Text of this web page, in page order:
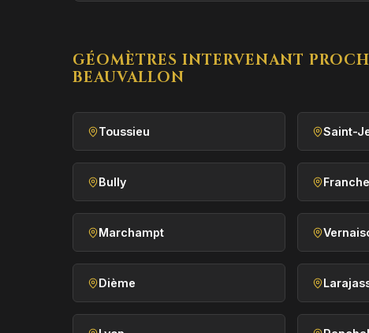
GÉOMÈTRES INTERVENANT
BEAUVALLON
Toussieu Saint-
Bully
Marchampt
Dième